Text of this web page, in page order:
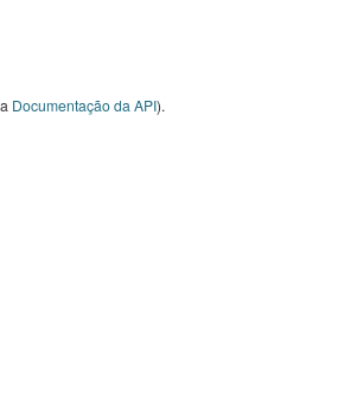
Documentação da API).